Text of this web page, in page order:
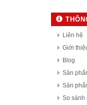
Denki
Daiichi
Fuji
FESTO
FDK
Hitachi -
HCFA -
Liên hệ
Giới
Blog
Sản
Sản
So sánh